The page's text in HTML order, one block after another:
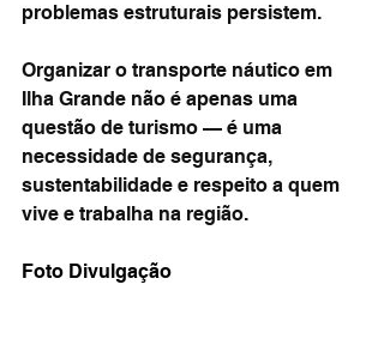
problemas estruturais persistem.
Organizar o transporte náutico em
Ilha Grande não é apenas uma
questão de turismo — é uma
necessidade de segurança,
sustentabilidade e respeito a quem
vive e trabalha na região.
Foto Divulgação